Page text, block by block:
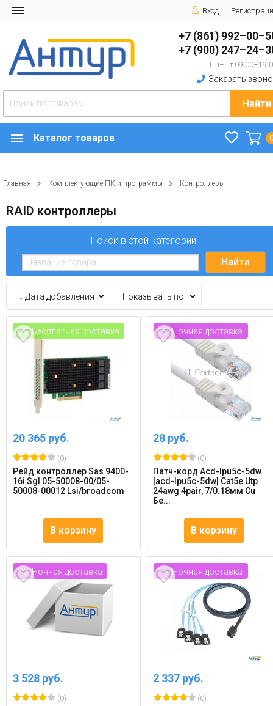
Вход
+7 (861)
+7 (900)
Пн–Пт
Заказать
Найти
Каталог товаров
Главная Комплектующие ПК и программы Контроллеры
RAID контроллеры
Поиск в этой категории
↓ Дата добавления Показывать по:
Бесплатная доставка
20 365 руб.
(0)
Рейд контроллер Sas 9400-
16i Sgl 05-50008-00/05-
50008-00012 Lsi/broadcom
В корзину
Ночная доставка
28 руб.
(0)
Патч-корд Acd-lpu5c-5dw
[acd-lpu5c-5dw] Cat5e Utp
24awg 4pair, 7/0.18мм Cu
Бе...
В корзину
Ночная доставка
3 528 руб.
(0)
Ночная доставка
2 337 руб.
(0)